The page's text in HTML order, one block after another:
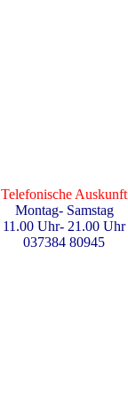
Telefonische Auskunft
Montag- Samstag
11.00 Uhr- 21.00 Uhr
037384 80945